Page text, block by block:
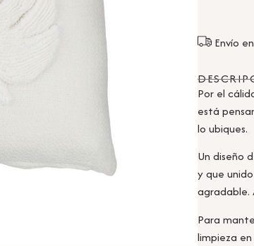
Envío
Por el
está
lo ubiques.
Un diseño
y que
agradable.
Para
limpieza